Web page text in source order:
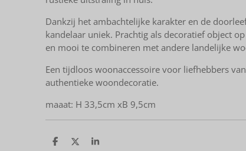
Dankzij het ambachtelijke karakter en de
kandelaar uniek. Prachtig als decoratief object
en mooi te combineren met andere landelijke
Een tijdloos woonaccessoire voor liefhebbers
authentieke woondecoratie.
maaat: H 33,5cm xB 9,5cm
D
D
S